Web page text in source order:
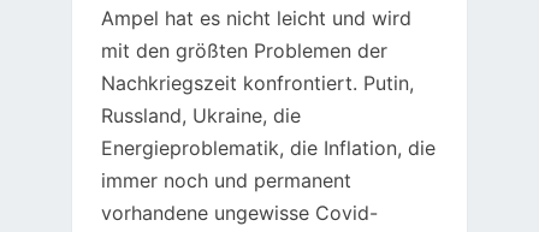
Ampel hat es nicht leicht und wird
mit den größten Problemen der
Nachkriegszeit konfrontiert. Putin,
Russland, Ukraine, die
Energieproblematik, die Inflation, die
immer noch und permanent
vorhandene ungewisse Covid-